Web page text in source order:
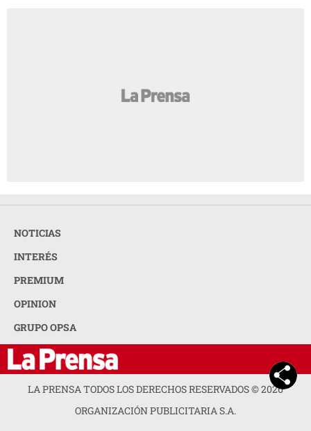
NOTICIAS
INTERÉS
PREMIUM
OPINION
GRUPO OPSA
LA PRENSA TODOS LOS DERECHOS RESERVADOS ©2026
ORGANIZACIÓN PUBLICITARIA S.A.